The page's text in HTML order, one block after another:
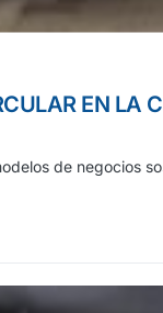
EN LA
de negocios